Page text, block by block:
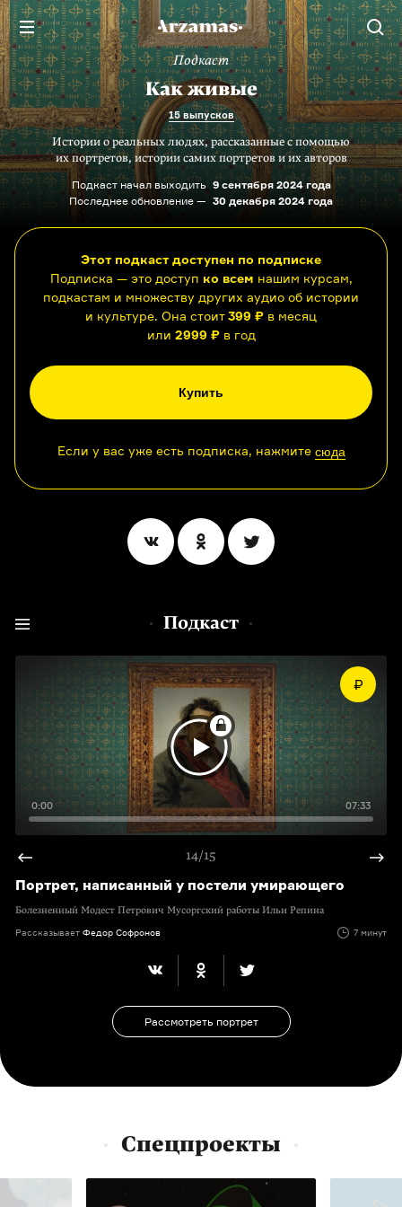
Подкаст
Как живые
15 выпусков
Истории о реальных людях, рассказанные с помощью
их портретов, истории самих портретов и их авторов
Подкаст начал выходить 9 сентября 2024 года
Последнее обновление — 30 декабря 2024 года
Этот подкаст доступен по подписке
Подписка — это доступ ко всем нашим курсам,
подкастам и множеству других аудио об истории
и культуре. Она стоит399 ₽ в месяц
или 2999 ₽в год
Купить
Если у вас уже есть подписка, нажмите сюда
Подкаст
0:00 07:33
14/15
Портрет, написанный у постели умирающего
Болезненный Модест Петрович Мусоргский работы Ильи Репина
Рассказывает Федор Софронов 7 минут
Рассмотреть портрет
Спецпроекты